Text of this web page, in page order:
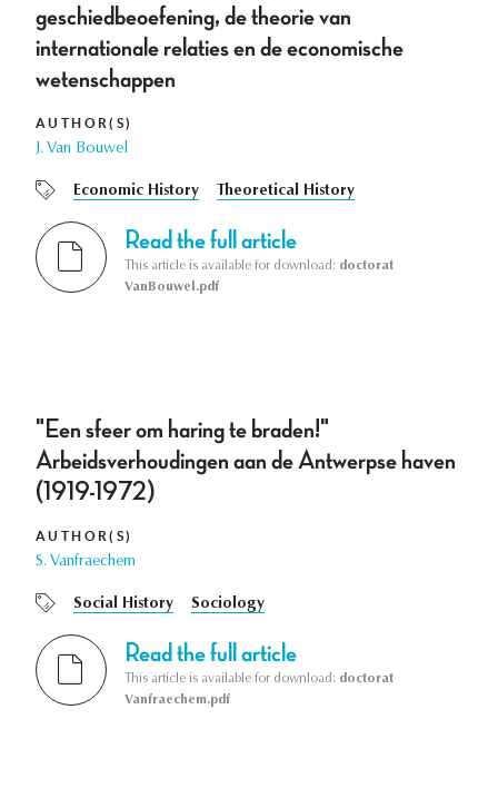
geschiedbeoefening, de theorie van
internationale relaties en de economische
wetenschappen
AUTHOR(S)
J. Van Bouwel
Economic History Theoretical History
Read the full article
This article is available for download: doctorat
VanBouwel.pdf
"Een sfeer om haring te braden!"
Arbeidsverhoudingen aan de Antwerpse haven
(1919-1972)
AUTHOR(S)
S. Vanfraechem
Social History Sociology
Read the full article
This article is available for download: doctorat
Vanfraechem.pdf